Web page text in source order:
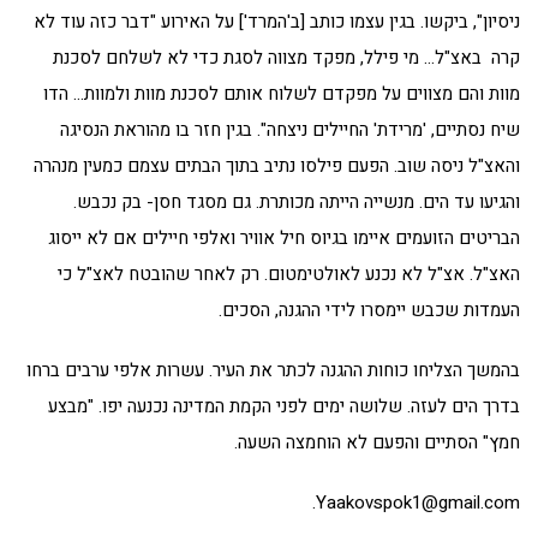
ניסיון", ביקשו. בגין עצמו כותב [ב'המרד'] על האירוע "דבר כזה עוד לא
קרה באצ"ל… מי פילל, מפקד מצווה לסגת כדי לא לשלחם לסכנת
מוות והם מצווים על מפקדם לשלוח אותם לסכנת מוות ולמוות… הדו
שיח נסתיים, 'מרידת' החיילים ניצחה". בגין חזר בו מהוראת הנסיגה
והאצ"ל ניסה שוב. הפעם פילסו נתיב בתוך הבתים עצמם כמעין מנהרה
והגיעו עד הים. מנשייה הייתה מכותרת. גם מסגד חסן- בק נכבש.
הבריטים הזועמים איימו בגיוס חיל אוויר ואלפי חיילים אם לא ייסוג
האצ"ל. אצ"ל לא נכנע לאולטימטום. רק לאחר שהובטח לאצ"ל כי
העמדות שכבש יימסרו לידי ההגנה, הסכים.
בהמשך הצליחו כוחות ההגנה לכתר את העיר. עשרות אלפי ערבים ברחו
בדרך הים לעזה. שלושה ימים לפני הקמת המדינה נכנעה יפו. "מבצע
חמץ" הסתיים והפעם לא הוחמצה השעה.
Yaakovspok1@gmail.com.